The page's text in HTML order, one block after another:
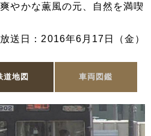
やかな薫風の元、自然を満喫
送日：2016年6月17日（金）
道地図 車両図鑑